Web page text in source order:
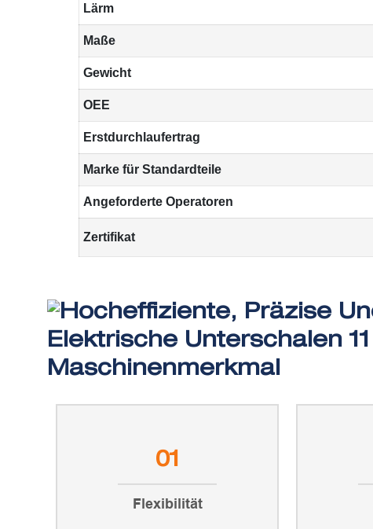
Lärm
Maße
Gewicht
OEE
Erstdurchlaufertrag
Marke für Standardteile
Angeforderte Operatoren
Zertifikat
Maschinenmerkmal
01
Flexibilität